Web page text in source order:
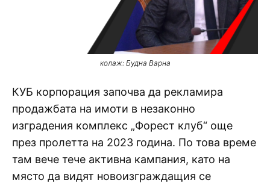
колаж: Будна Варна
КУБ корпорация започва да рекламира
продажбата на имоти в незаконно
изградения комплекс „Форест клуб“ още
през пролетта на 2023 година. По това време
там вече тече активна кампания, като на
място да видят новоизграждащия се